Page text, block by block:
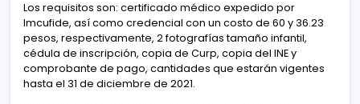
Los requisitos son: certificado médico expedido por
Imcufide, así como credencial con un costo de 60 y 36.23
pesos, respectivamente, 2 fotografías tamaño infantil,
cédula de inscripción, copia de Curp, copia del INE y
comprobante de pago, cantidades que estarán vigentes
hasta el 31 de diciembre de 2021.